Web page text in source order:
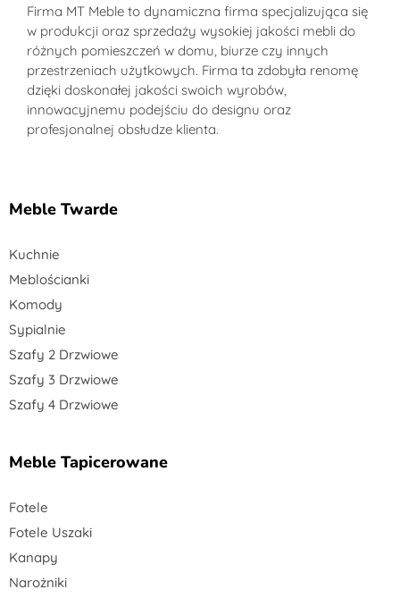
Firma MT Meble to dynamiczna firma specjalizująca się
w produkcji oraz sprzedaży wysokiej jakości mebli do
różnych pomieszczeń w domu, biurze czy innych
przestrzeniach użytkowych. Firma ta zdobyła renomę
dzięki doskonałej jakości swoich wyrobów,
innowacyjnemu podejściu do designu oraz
profesjonalnej obsłudze klienta.
Meble Twarde
Kuchnie
Meblościanki
Komody
Sypialnie
Szafy 2 Drzwiowe
Szafy 3 Drzwiowe
Szafy 4 Drzwiowe
Meble Tapicerowane
Fotele
Fotele Uszaki
Kanapy
Narożniki